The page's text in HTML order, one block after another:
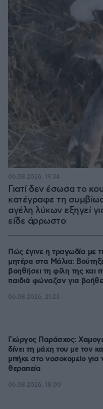
Γιατί δεν έσωσα το
κατέγραφε τη
αγέλη λύκων εξηγεί
είδε άρρωστο
06.08.2026, 19:34
Πώς έγινε η τραγωδία με
μητέρα στα Μάλια:
βοηθήσει τη φίλη της και
παιδιά φώναζαν για
06.08.2026, 21:23
Γιώργος Παράσχος:
δίνει τη μάχη του με τον
μπήκε στο νοσοκομείο για
θεραπεία
06.08.2026, 18:00